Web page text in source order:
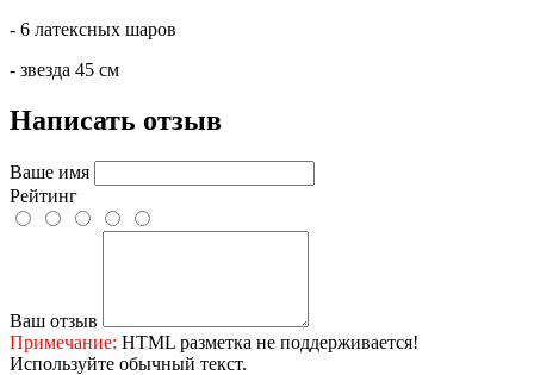
- 6 латексных шаров
- звезда 45 см
Написать отзыв
Ваше имя
Рейтинг
Ваш отзыв
Примечание: HTML разметка не поддерживается!
Используйте обычный текст.